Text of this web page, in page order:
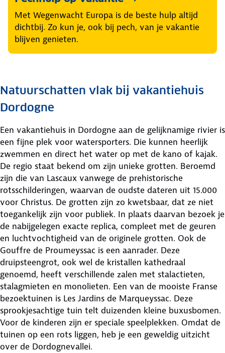
Met Wegenwacht Europa is de beste hulp altijd
dichtbij. Zo kun je, ook bij pech, van je vakantie
blijven genieten.
Natuurschatten vlak bij vakantiehuis
Dordogne
Een vakantiehuis in Dordogne aan de gelijknamige rivier is
een fijne plek voor watersporters. Die kunnen heerlijk
zwemmen en direct het water op met de kano of kajak.
De regio staat bekend om zijn unieke grotten. Beroemd
zijn die van Lascaux vanwege de prehistorische
rotsschilderingen, waarvan de oudste dateren uit 15.000
voor Christus. De grotten zijn zo kwetsbaar, dat ze niet
toegankelijk zijn voor publiek. In plaats daarvan bezoek je
de nabijgelegen exacte replica, compleet met de geuren
en luchtvochtigheid van de originele grotten. Ook de
Gouffre de Proumeyssac is een aanrader. Deze
druipsteengrot, ook wel de kristallen kathedraal
genoemd, heeft verschillende zalen met stalactieten,
stalagmieten en monolieten. Een van de mooiste Franse
bezoektuinen is Les Jardins de Marqueyssac. Deze
sprookjesachtige tuin telt duizenden kleine buxusbomen.
Voor de kinderen zijn er speciale speelplekken. Omdat de
tuinen op een rots liggen, heb je een geweldig uitzicht
over de Dordognevallei.